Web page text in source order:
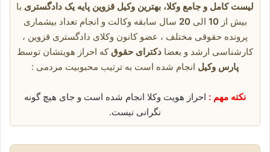
لیست کامل و جامع وکلا، بهترین وکیل قزوین پایه یک دادگستری با
بیش از 10 الی20 سال سابقه وکالت و انجام تعداد بیشماری
پرونده حقوقی مختلف ، عضو کانون وکلای دادگستری قزوین ،
کارشناسی ارشد و بعضا دکترای حقوقکه احراز هویتشان توسط
پارس وکیل انجام شده است به ترتیب محبوبیت مردمی :
نکته مهم : احراز هویت وکلا انجام شده است و جای هیچ گونه
نگرانی نیست.